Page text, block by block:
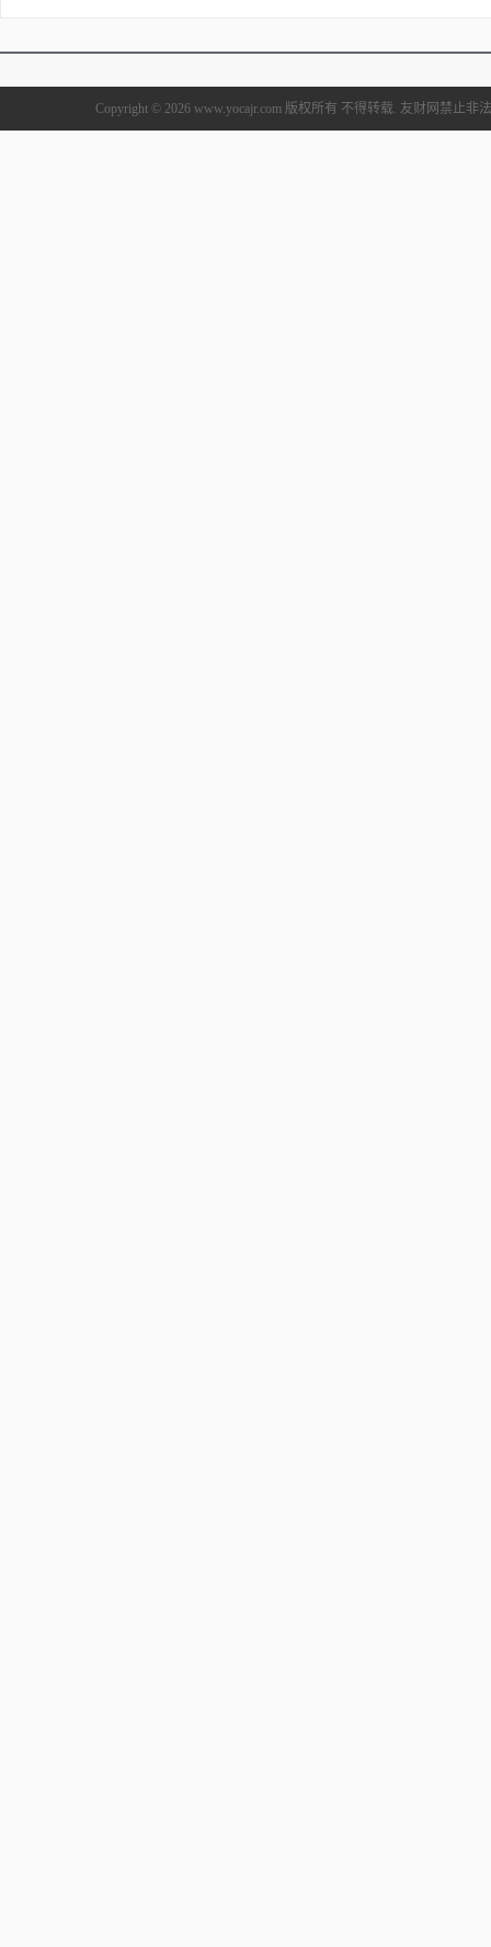
Copyright © 2026 www.yocajr.com 版权所有 不得转载. 友财网禁止非